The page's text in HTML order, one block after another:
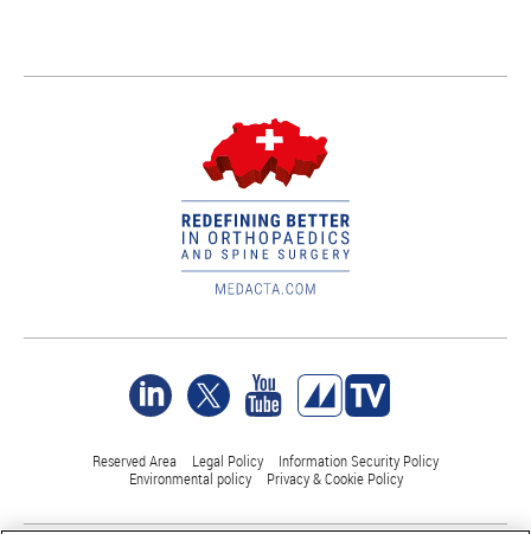
Reserved Area Legal Policy
Information Security Policy
Environmental policy
Privacy & Cookie Policy